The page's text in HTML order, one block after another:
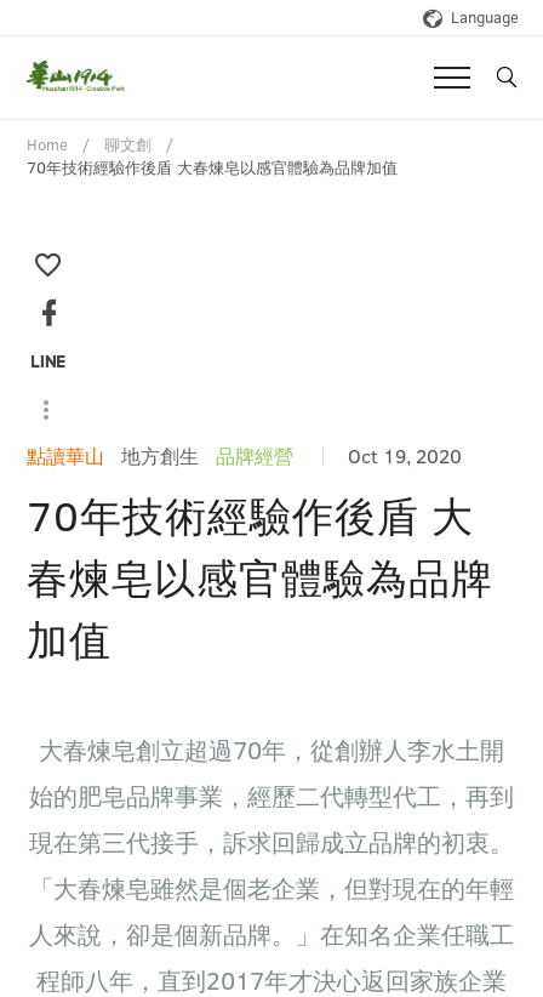
Language
Home
聊文創
70年技術經驗作後盾 大春煉皂以感官體驗為品牌加值
點讀華山 地方創生 品牌經營 Oct 19, 2020
70年技術經驗作後盾 大
春煉皂以感官體驗為品牌
加值
大春煉皂創立超過70年，從創辦人李水土開
始的肥皂品牌事業，經歷二代轉型代工，再到
現在第三代接手，訴求回歸成立品牌的初衷。
「大春煉皂雖然是個老企業，但對現在的年輕
人來說，卻是個新品牌。」在知名企業任職工
程師八年，直到2017年才決心返回家族企業